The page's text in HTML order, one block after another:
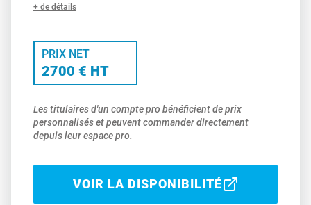
+ de détails
PRIX NET
2700 € HT
Les titulaires d'un compte pro bénéficient de prix
personnalisés et peuvent commander directement
depuis leur espace pro.
VOIR LA DISPONIBILITÉ